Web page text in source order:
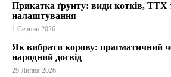
Прикатка ґрунту: види котків, ТТХ
налаштування
1 Серпня 2026
Як вибрати корову: прагматичний
народний досвід
29 Липня 2026